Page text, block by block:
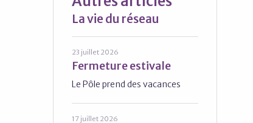
La vie du réseau
23 juillet 2026
Fermeture estivale
Le Pôle prend des vacances
17 juillet 2026